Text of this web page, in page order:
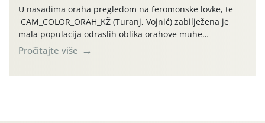
U nasadima oraha pregledom na feromonske lovke, te
CAM_COLOR_ORAH_KŽ (Turanj, Vojnić) zabilježena je
mala populacija odraslih oblika orahove muhe
(Rhagoletis completa). Niska brojnost može se objasniti
činjenicom da je riječ o mladim nasadima s vrlo malim
Pročitajte više